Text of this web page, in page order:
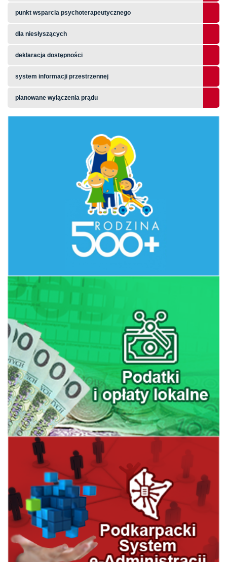
punkt wsparcia psychoterapeutycznego
dla niesłyszących
deklaracja dostępności
system informacji przestrzennej
planowane wyłączenia prądu